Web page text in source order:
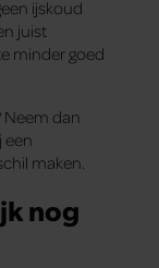
ijskoud
juist
minder goed
Neem dan
een
maken.
nog